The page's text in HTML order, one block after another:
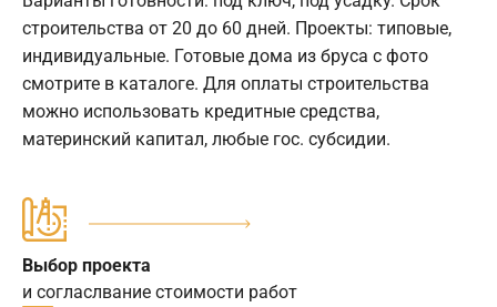
строительства от 20 до 60 дней. Проекты: типовые,
индивидуальные. Готовые дома из бруса с фото
смотрите в каталоге. Для оплаты строительства
можно использовать кредитные средства,
материнский капитал, любые гос. субсидии.
Выбор проекта
и согласлвание стоимости работ